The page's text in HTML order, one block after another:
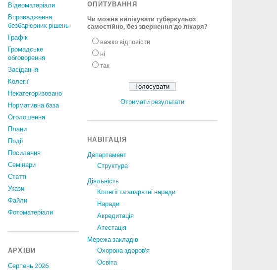
Відеоматеріали
Впровадження
безбар'єрних рішень
Графiк
Громадське
обговорення
Засідання
Колегії
Некатегоризовано
Нормативна база
Оголошення
Плани
Події
Посилання
Семінари
Статтi
Укази
Файли
Фотоматеріали
АРХІВИ
Серпень 2026
ОПИТУВАННЯ
Чи можна вилікувати туберкульоз
самостійно, без звернення до лікаря?
важко відповісти
ні
так
Отримати результати
НАВІГАЦІЯ
Департамент
Структура
Діяльність
Колегії та апаратні наради
Наради
Акредитація
Атестація
Мережа закладів
Охорона здоров’я
Освіта